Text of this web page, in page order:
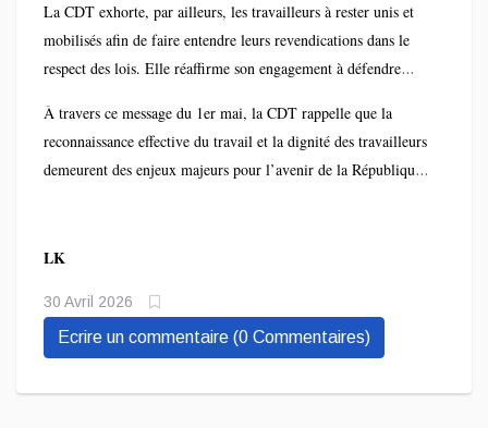
elle.
travailleurs. Elle estime que la justice sociale constitue un
levier essentiel pour la stabilité du pays et appelle à un
dialogue constructif entre le gouvernement, les employeurs et
les partenaires sociaux.
La CDT exhorte, par ailleurs, les travailleurs à rester unis et
mobilisés afin de faire entendre leurs revendications dans le
respect des lois. Elle réaffirme son engagement à défendre
juste et équitable.
À travers ce message du 1er mai, la CDT rappelle que la
reconnaissance effective du travail et la dignité des travailleurs
demeurent des enjeux majeurs pour l’avenir de la République
LK
30 Avril 2026
Ecrire un commentaire (0 Commentaires)